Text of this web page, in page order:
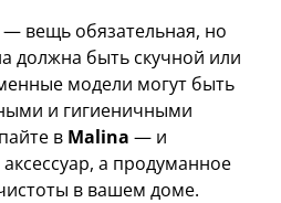
— вещь обязательная, но
должна быть скучной или
модели могут быть
и гигиеничными
в Malina — и
а продуманное
в вашем доме.